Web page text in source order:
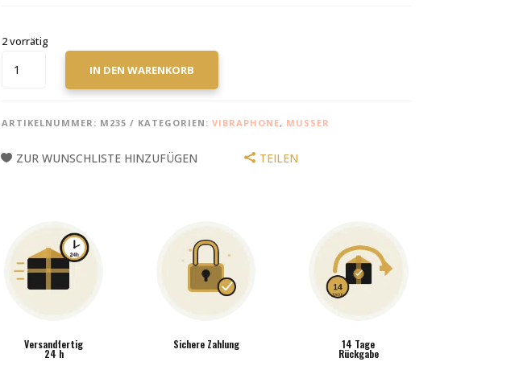
2 vorrätig
M235
BLUE
IN DEN WARENKORB
ARTIKELNUMMER: M235 KATEGORIEN: VIBRAPHONE, MUSSER
ZUR WUNSCHLISTE HINZUFÜGEN TEILEN
Versandfertig
24 h
Sichere Zahlung 14 Tage
Rückgabe